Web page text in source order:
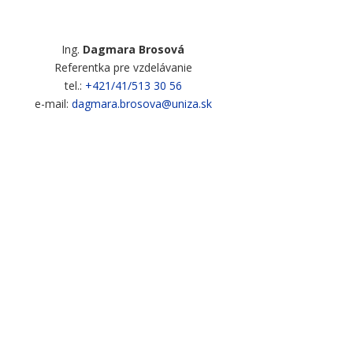
Ing. Dagmara Brosová
Referentka pre vzdelávanie
tel.: +421/41/513 30 56
e-mail: dagmara.brosova@uniza.sk